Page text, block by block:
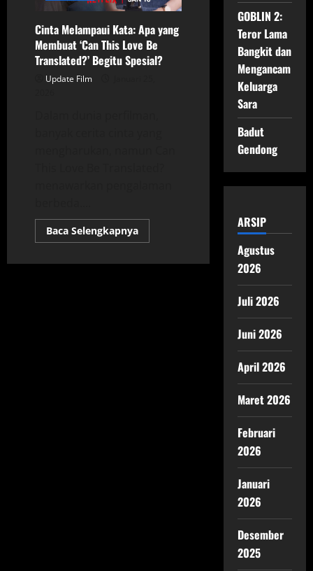
Cinta Melampaui Kata: Apa yang
Membuat ‘Can This Love Be
Translated?’ Begitu Spesial?
Update Film
Baca SelengkapnyaRead
more
GOBLIN 2:
Teror Lama
Bangkit dan
Mengancam
Keluarga
Sara
Badut
Gendong
ARSIP
Agustus
2026
Juli 2026
Juni 2026
April 2026
Maret 2026
Februari
2026
Januari
2026
Desember
2025